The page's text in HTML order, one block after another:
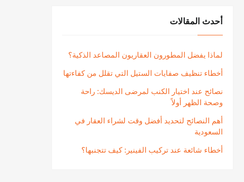
أحدث المقالات
لماذا يفضل المطورون العقاريون المصاعد الذكية؟
أخطاء تنظيف صفايات الستيل التي تقلل من كفاءتها
نصائح عند اختيار الكنب لمرضى الديسك: راحة
وصحة الظهر أولاً
أهم النصائح لتحديد أفضل وقت لشراء العقار في
السعودية
أخطاء شائعة عند تركيب الفينير: كيف تتجنبها؟